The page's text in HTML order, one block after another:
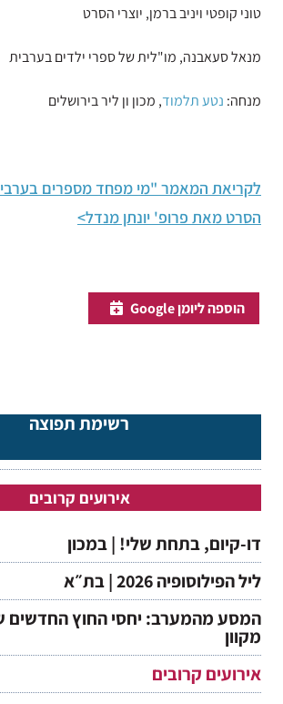
אירועים קרובים
דו-קיום, בתחת שלי! | במכון
ליל הפילוסופיה 2026 | בת״א
המסע מהמערב: יחסי החוץ החדשים
מקוון
אירועים קרובים
רשימת תפוצה
טוני קופטי ויניב ברמן, יוצרי הסרט
מנאל סעאבנה, מו"לית של ספרי ילדים בערבית
מנחה: נטע תלמוד, מכון ון ליר בירושלים
לקריאת המאמר "מי מפחד מספרים
הסרט מאת פרופ' יונתן מנדל>
הוספה ליומן Google